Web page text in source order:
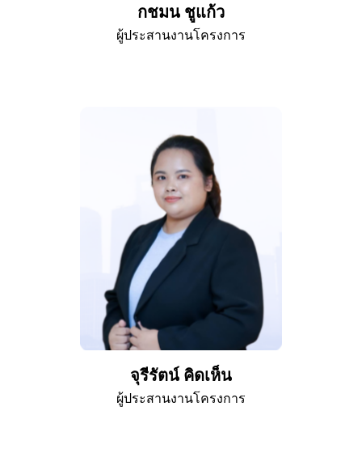
กชมน ชูแก้ว
ผู้ประสานงานโครงการ
จุรีรัตน์ คิดเห็น
ผู้ประสานงานโครงการ